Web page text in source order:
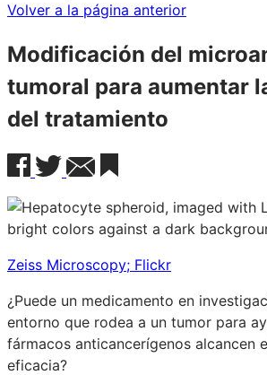
Volver a la página anterior
Modificación del
tumoral para aumentar
del tratamiento
Zeiss Microscopy; Flickr
¿Puede un medicamento en
entorno que rodea a un tumor para
fármacos anticancerígenos alcancen
eficacia?